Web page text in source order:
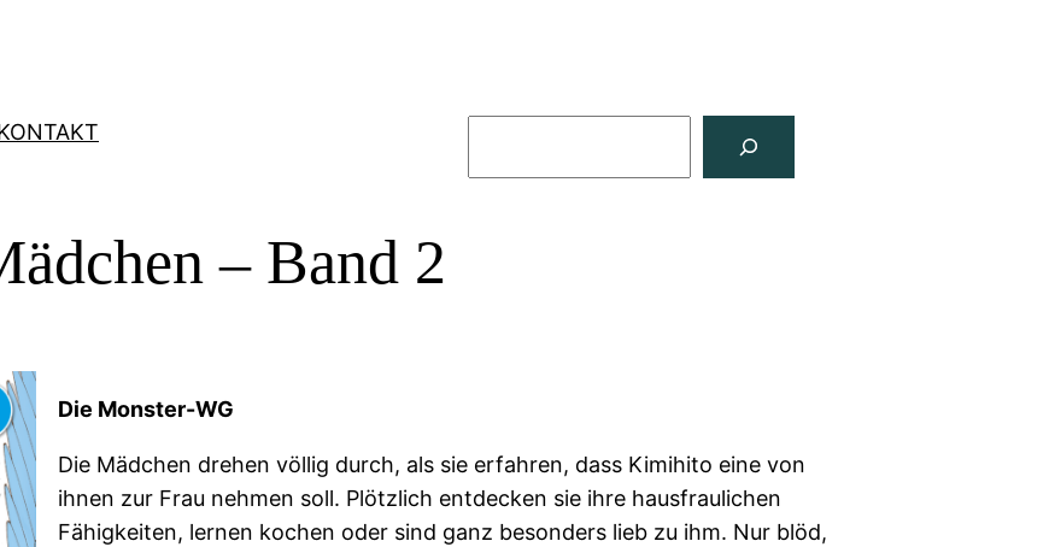
– Band 2
Die Monster-WG
Die Mädchen drehen völlig durch, als sie erfahren, dass Kimihito eine von
ihnen zur Frau nehmen soll. Plötzlich entdecken sie ihre hausfraulichen
Fähigkeiten, lernen kochen oder sind ganz besonders lieb zu ihm. Nur blöd,